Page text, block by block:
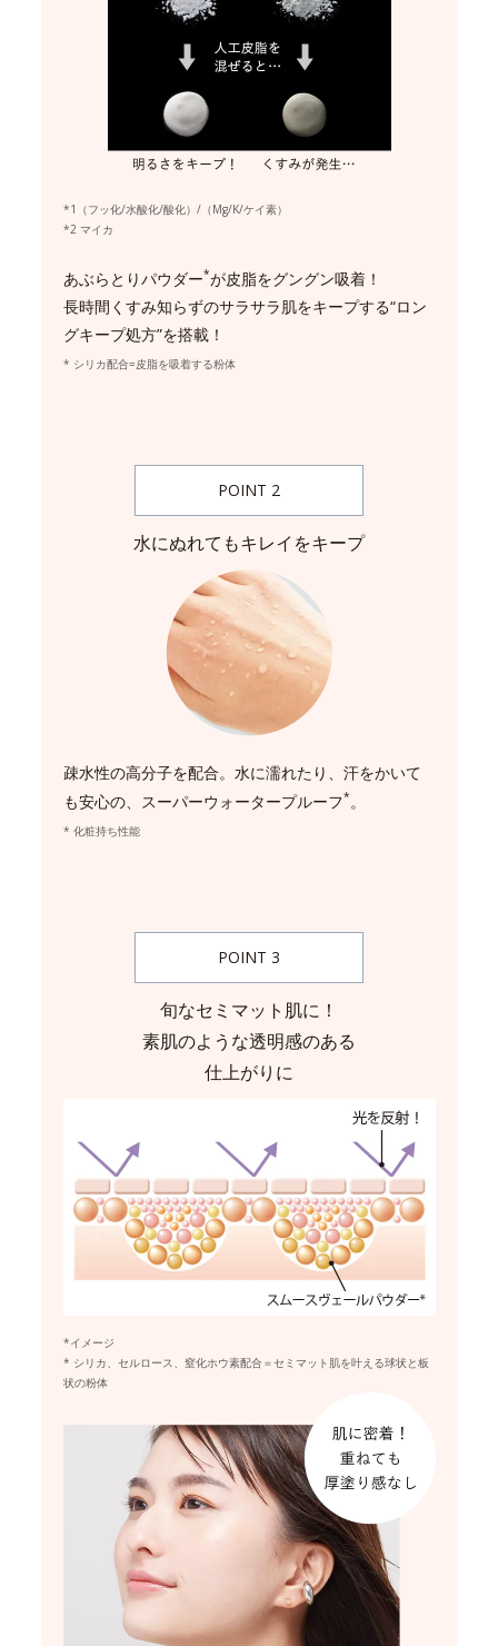
*1（フッ化/水酸化/酸化）/（Mg/K/ケイ素）
*2 マイカ
あぶらとりパウダー*が皮脂をグングン吸着！
長時間くすみ知らずのサラサラ肌をキープする“ロン
グキープ処方”を搭載！
* シリカ配合=皮脂を吸着する粉体
POINT 2
水にぬれてもキレイをキープ
疎水性の高分子を配合。水に濡れたり、汗をかいて
も安心の、スーパーウォータープルーフ* 。
* 化粧持ち性能
POINT 3
旬なセミマット肌に！
素肌のような透明感のある
仕上がりに
*イメージ
* シリカ、セルロース、窒化ホウ素配合＝セミマット肌を叶える球状と板
状の粉体